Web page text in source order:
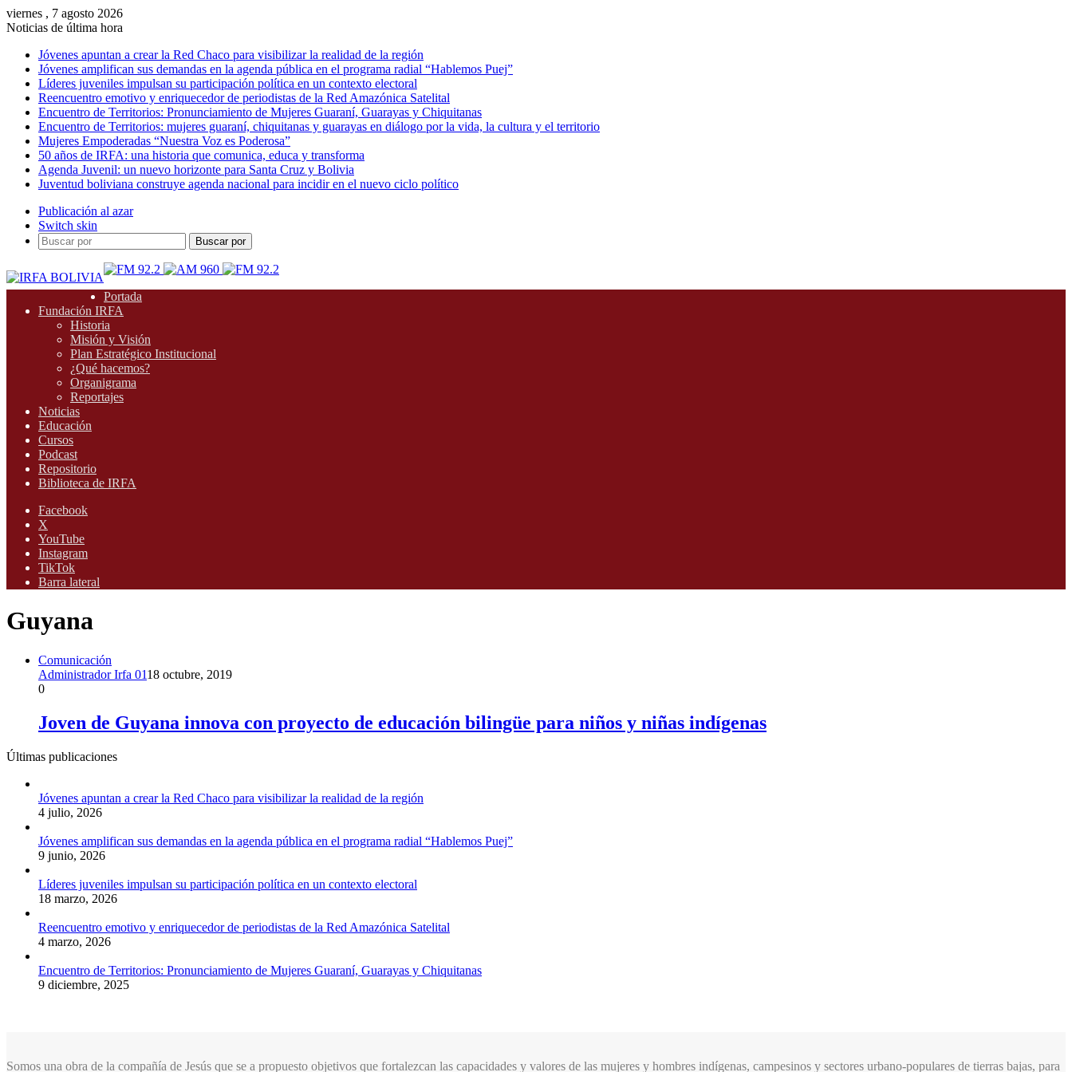
viernes , 7 agosto 2026
Noticias de última hora
Jóvenes apuntan a crear la Red Chaco para visibilizar la realidad de la región
Jóvenes amplifican sus demandas en la agenda pública en el programa radial “Hablemos Puej”
Líderes juveniles impulsan su participación política en un contexto electoral
Reencuentro emotivo y enriquecedor de periodistas de la Red Amazónica Satelital
Encuentro de Territorios: Pronunciamiento de Mujeres Guaraní, Guarayas y Chiquitanas
Encuentro de Territorios: mujeres guaraní, chiquitanas y guarayas en diálogo por la vida, la cultura y el territorio
Mujeres Empoderadas “Nuestra Voz es Poderosa”
50 años de IRFA: una historia que comunica, educa y transforma
Agenda Juvenil: un nuevo horizonte para Santa Cruz y Bolivia
Juventud boliviana construye agenda nacional para incidir en el nuevo ciclo político
Publicación al azar
Switch skin
Buscar por
Portada
Fundación IRFA
Historia
Misión y Visión
Plan Estratégico Institucional
¿Qué hacemos?
Organigrama
Reportajes
Noticias
Educación
Cursos
Podcast
Repositorio
Biblioteca de IRFA
Facebook
X
YouTube
Instagram
TikTok
Barra lateral
Guyana
Comunicación
Administrador Irfa 0118 octubre, 2019
0
Joven de Guyana innova con proyecto de educación bilingüe para niños y niñas indígenas
Últimas publicaciones
Jóvenes apuntan a crear la Red Chaco para visibilizar la realidad de la región
4 julio, 2026
Jóvenes amplifican sus demandas en la agenda pública en el programa radial “Hablemos Puej”
9 junio, 2026
Líderes juveniles impulsan su participación política en un contexto electoral
18 marzo, 2026
Reencuentro emotivo y enriquecedor de periodistas de la Red Amazónica Satelital
4 marzo, 2026
Encuentro de Territorios: Pronunciamiento de Mujeres Guaraní, Guarayas y Chiquitanas
9 diciembre, 2025
Somos una obra de la compañía de Jesús que se a propuesto objetivos que fortalezcan las capacidades y valores de las mujeres y hombres indígenas, campesinos y sectores urbano-populares de tierras bajas, para